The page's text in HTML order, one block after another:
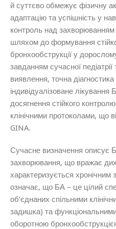
й суттєво обмежує фізичну
адаптацію та успішність у
контроль над
шляхом до формування
бронхообструкції у
завданням сучасної педіатрії
виявлення, точна
індивідуалізоване
досягнення стійкого
клінічними протоколами, що
GINA.
Сучасне визначення описує
захворювання, що вражає
характеризується хронічним
означає, що БА – це цілий
об’єднаних спільними
задишка) та
оборотною